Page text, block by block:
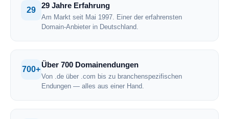
29
29 Jahre Erfahrung
Am Markt seit Mai 1997. Einer der erfahrensten
Domain-Anbieter in Deutschland.
700+
Über 700 Domainendungen
Von .de über .com bis zu branchenspezifischen
Endungen — alles aus einer Hand.